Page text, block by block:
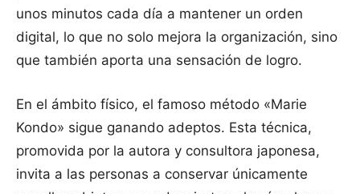
unos minutos cada día a mantener un orden
digital, lo que no solo mejora la organización, sino
que también aporta una sensación de logro.
En el ámbito físico, el famoso método «Marie
Kondo» sigue ganando adeptos. Esta técnica,
promovida por la autora y consultora japonesa,
invita a las personas a conservar únicamente